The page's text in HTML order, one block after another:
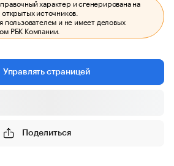
характер и сгенерирована на
источников.
пользователем и не имеет деловых
РБК Компании.
Управлять страницей
Поделиться